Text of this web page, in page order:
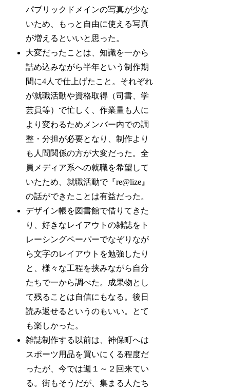
パブリックドメインの写真が少な
いため、もっと自由に使える写真
が増えるといいと思った。
大変だったことは、知識を一から
詰め込みながら半年という制作期
間に4人で仕上げたこと。それぞれ
が就職活動や資格取得（司書、学
芸員等）で忙しく、作業量も人に
より変わるためメンバー内での調
整・分担が必要となり、制作より
も人間関係の方が大変だった。全
員メディア系への就職を希望して
いたため、就職活動で『re@lize』
の話ができたことは有益だった。
デザイン帳を図書館で借りてきた
り、好きなレイアウトの雑誌をト
レーシングペーパーでなぞりなが
ら文字のレイアウトを勉強したり
と、様々な工程を挟みながら自分
たちで一から調べた。成果物とし
て残ることは自信にもなる。後日
読み返せるというのもいい。とて
も楽しかった。
雑誌制作する以前は、神保町へは
スポーツ用品を買いにくる程度だ
ったが、今では週１～２回来てい
る。街もそうだが、集まる人たち